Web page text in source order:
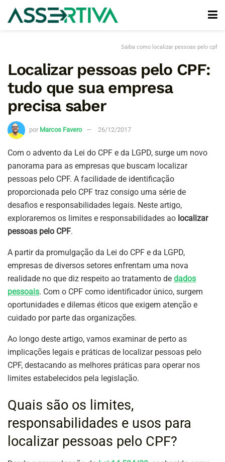
Saiba como localizar pessoas pelo cpf
Localizar pessoas pelo CPF:
tudo que sua empresa
precisa saber
por Marcos Favero 26/12/2017
Com o advento da Lei do CPF e da LGPD, surge um novo
panorama para as empresas que buscam localizar
pessoas pelo CPF. A facilidade de identificação
proporcionada pelo CPF traz consigo uma série de
desafios e responsabilidades legais. Neste artigo,
exploraremos os limites e responsabilidades ao localizar
pessoas pelo CPF.
A partir da promulgação da Lei do CPF e da LGPD,
empresas de diversos setores enfrentam uma nova
realidade no que diz respeito ao tratamento de dados
pessoais. Com o CPF como identificador único, surgem
oportunidades e dilemas éticos que exigem atenção e
cuidado por parte das organizações.
Ao longo deste artigo, vamos examinar de perto as
implicações legais e práticas de localizar pessoas pelo
CPF, destacando as melhores práticas para operar nos
limites estabelecidos pela legislação.
Quais são os limites,
responsabilidades e usos para
localizar pessoas pelo CPF?